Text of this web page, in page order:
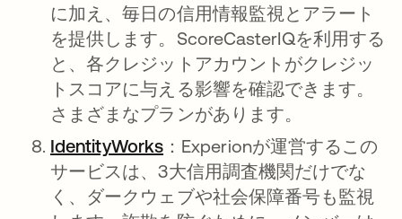
に加え、毎日の信用情報監視とアラート
を提供します。ScoreCasterIQを利用する
と、各クレジットアカウントがクレジッ
トスコアに与える影響を確認できます。
さまざまなプランがあります。
IdentityWorks 新しいタブで開く
： Experionが運営するこの
サービスは、3大信用調査機関だけでな
く、ダークウェブや社会保障番号も監視